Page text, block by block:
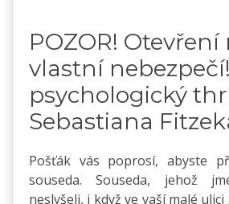
POZOR! Otevření
vlastní
psychologický
Sebastiana
Pošťák vás poprosí, abyste
souseda. Souseda, jehož
neslyšeli, i když ve vaší malé